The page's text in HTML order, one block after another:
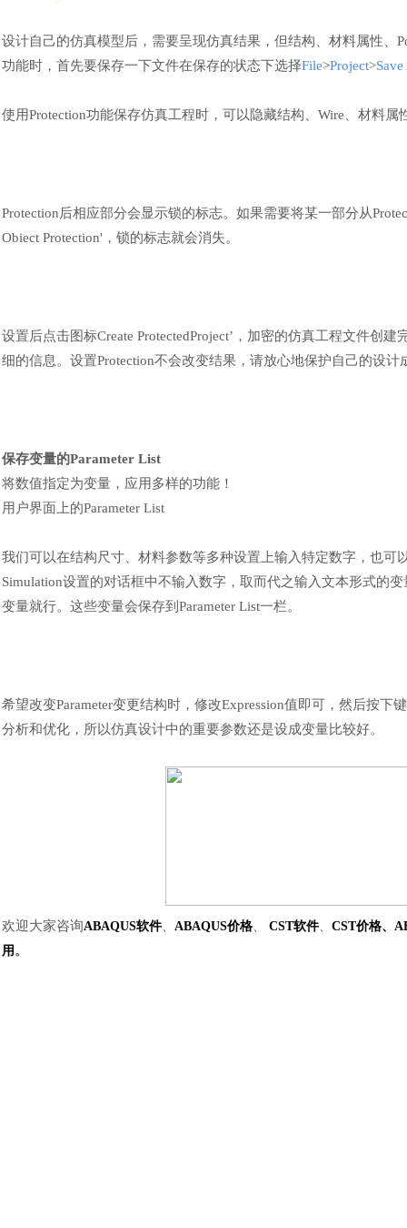
设计自己的仿真模型后，需要呈现仿真结果，但结构、材料属性、
功能时，首先要保存一下文件在保存的状态下选择File>Project>Save
使用Protection功能保存仿真工程时，可以隐藏结构、Wire、材料
Protection后相应部分会显示锁的标志。如果需要将某一部分从
Obiect Protection'，锁的标志就会消失。
设置后点击图标Create ProtectedProject’，加密的仿真工程文件创
细的信息。设置Protection不会改变结果，请放心地保护自己的设计
保存变量的Parameter List
将数值指定为变量，应用多样的功能 ！
用户界面上的Parameter List
我们可以在结构尺寸、材料参数等多种设置上输入特定数字，也
Simulation设置的对话框中不输入数字，取而代之输入文本形式的
变量就行。这些变量会保存到Parameter List一栏。
希望改变Parameter变更结构时，修改Expression值即可，然后按下
分析和优化，所以仿真设计中的重要参数还是设成变量比较好。
欢迎大家咨询ABAQUS软件、 ABAQUS价格、 CST软件、 CST价格、
用 。